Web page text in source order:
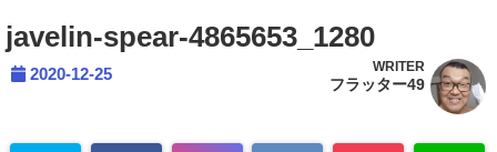
javelin-spear-4865653_1280
2020-12-25 WRITER
フラッター49